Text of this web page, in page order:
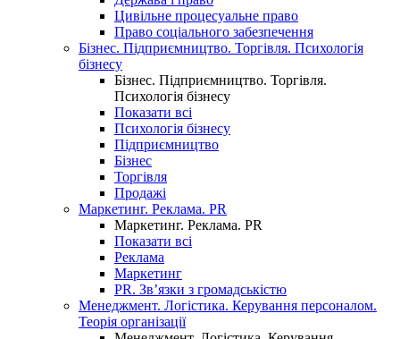
Цивільне процесуальне право
Право соціального забезпечення
Бізнес. Підприємництво. Торгівля. Психологія
бізнесу
Бізнес. Підприємництво. Торгівля.
Психологія бізнесу
Показати всі
Психологія бізнесу
Підприємництво
Бізнес
Торгівля
Продажі
Маркетинг. Реклама. PR
Маркетинг. Реклама. PR
Показати всі
Реклама
Маркетинг
PR. Зв’язки з громадськістю
Менеджмент. Логістика. Керування персоналом.
Теорія організації